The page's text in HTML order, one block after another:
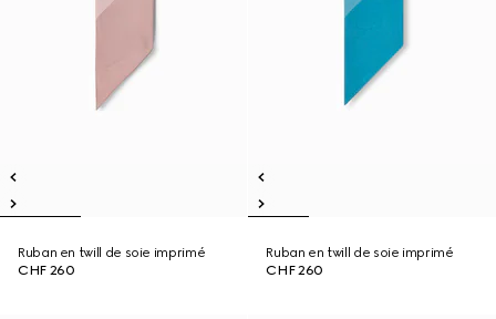
Ruban en twill de soie imprimé
CHF 260
Ruban en twill de soie imprimé
CHF 260